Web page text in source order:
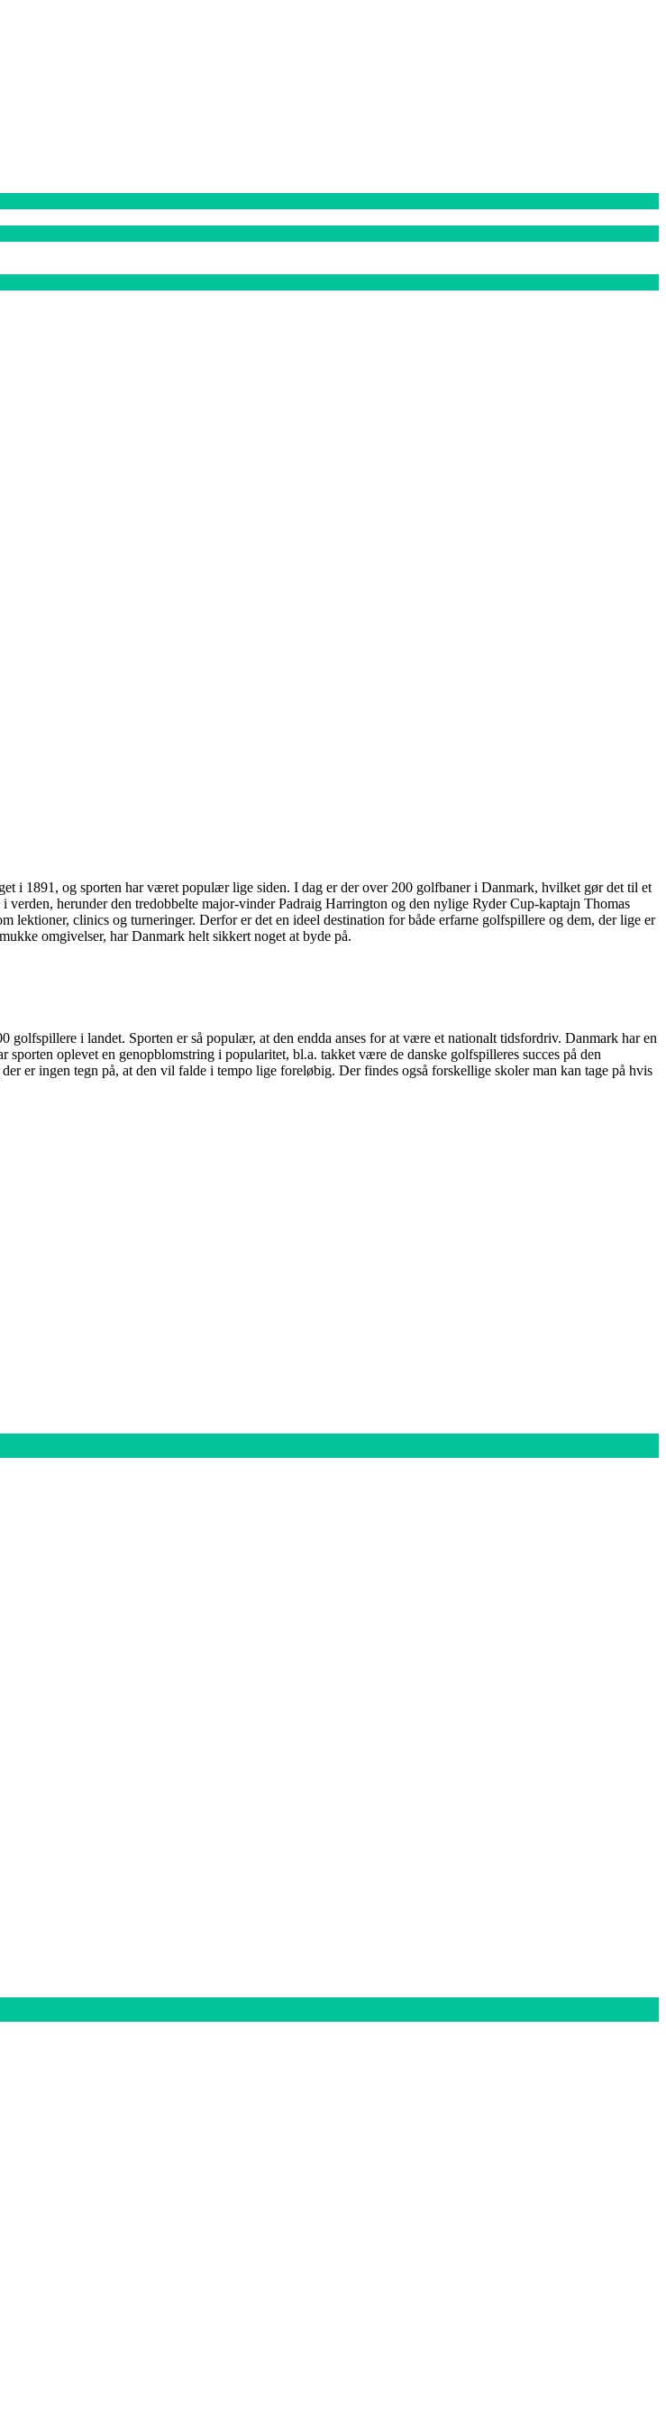
i 1891, og sporten har været populær lige siden. I dag er der over 200 golfbaner i Danmark, hvilket gør det til et
herunder den tredobbelte major-vinder Padraig Harrington og den nylige Ryder Cup-kaptajn Thomas
lektioner, clinics og turneringer. Derfor er det en ideel destination for både erfarne golfspillere og dem, der lige er
omgivelser, har Danmark helt sikkert noget at byde på.
i landet. Sporten er så populær, at den endda anses for at være et nationalt tidsfordriv. Danmark har en
oplevet en genopblomstring i popularitet, bl.a. takket være de danske golfspilleres succes på den
er ingen tegn på, at den vil falde i tempo lige foreløbig. Der findes også forskellige skoler man kan tage på hvis